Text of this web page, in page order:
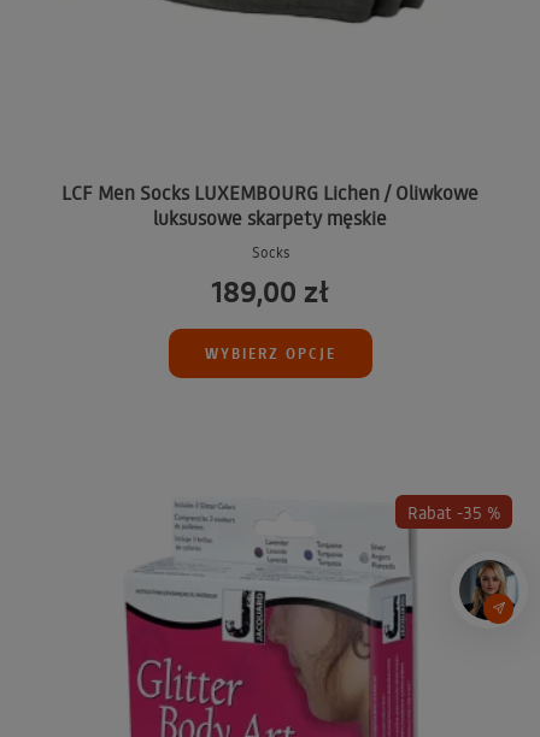
LCF Men Socks LUXEMBOURG Lichen / Oliwkowe
luksusowe skarpety męskie
Socks
189,00 zł
WYBIERZ OPCJE
Rabat -35 %